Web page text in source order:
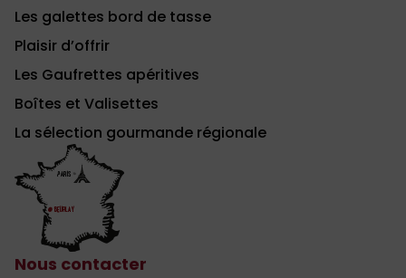
Les galettes bord de tasse
Plaisir d’offrir
Les Gaufrettes apéritives
Boîtes et Valisettes
La sélection gourmande régionale
Nous contacter